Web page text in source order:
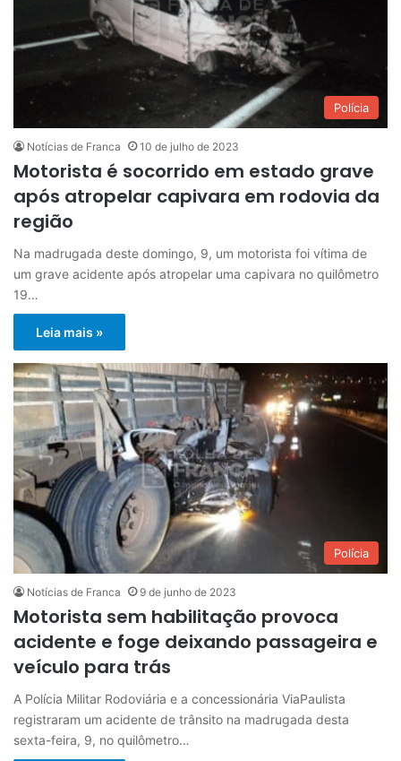
Polícia
Notícias de Franca 10 de julho de 2023
Motorista é socorrido em estado grave
após atropelar capivara em rodovia da
região
Na madrugada deste domingo, 9, um motorista foi vítima de
um grave acidente após atropelar uma capivara no quilômetro
19…
Leia mais »
Polícia
Notícias de Franca 9 de junho de 2023
Motorista sem habilitação provoca
acidente e foge deixando passageira e
veículo para trás
A Polícia Militar Rodoviária e a concessionária ViaPaulista
registraram um acidente de trânsito na madrugada desta
sexta-feira, 9, no quilômetro…